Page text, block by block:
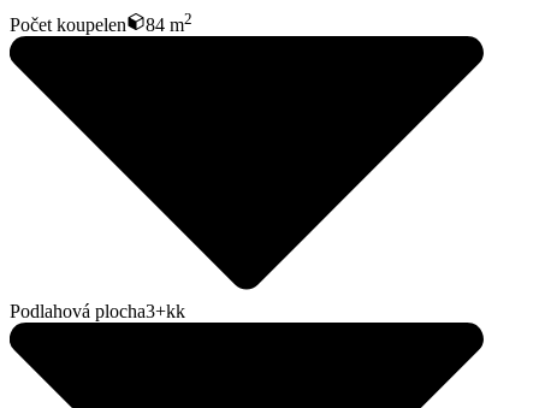
Počet koupelen 84 m2
Podlahová plocha3+kk